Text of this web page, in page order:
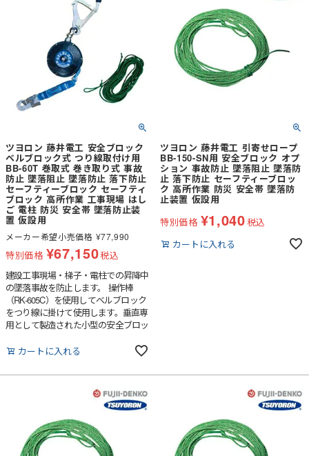
ツヨロン 藤井電工 安全ブロック
ベルブロック式 つり線取付け用
BB-60T 巻取式 巻き取り式 事故
防止 墜落阻止 墜落防止 落下防止
セーフティーブロック セーフティ
ブロック 高所作業 工事現場 はし
ご 電柱 防災 安全帯 墜落防止装
置 仮設用
メーカー希望小売価格 ¥77,990
特別価格 ¥67,150税込
建設工事現場・梯子・電柱での昇降中
の墜落事故を防止します。 操作棒
（RK-605C）を使用してベルブロック
をつり線に掛けて使用します。垂直専
用として製造された小型の安全ブロッ
ケースは衝撃に強くて割れにくいよう
り樹脂を使用。※操作棒は商品番号w-
421-0537で別売りしています。
カートに入れる
ツヨロン 藤井電工 引寄せロープ
BB-150-SN用 安全ブロック オプ
ション 事故防止 墜落阻止 墜落防
止 落下防止 セーフティーブロッ
ク 高所作業 防災 安全帯 墜落防
止装置 仮設用
特別価格 ¥1,040税込
カートに入れる